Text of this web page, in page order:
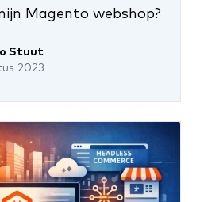
Magento webshop?
Stuut
2023